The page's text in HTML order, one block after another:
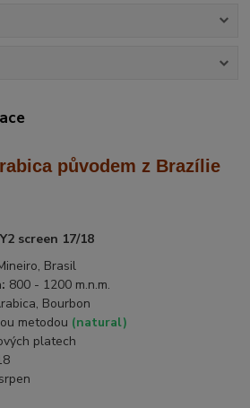
původem z Brazílie
screen 17/18
Brasil
800 - 1200 m.n.m.
Bourbon
metodou (natural)
platech